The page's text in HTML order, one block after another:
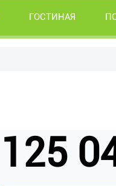
ГОСТИНАЯ
125